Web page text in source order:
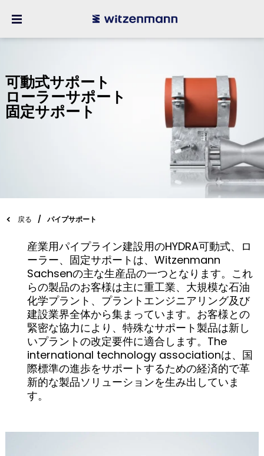
可動式サポート
ローラーサポート
固定サポート
戻る パイプサポート
産業用パイプライン建設用のHYDRA可動式、ロ
ーラー、固定サポートは、Witzenmann
Sachsenの主な生産品の一つとなります。これ
らの製品のお客様は主に重工業、大規模な石油
化学プラント、プラントエンジニアリング及び
建設業界全体から集まっています。お客様との
緊密な協力により、特殊なサポート製品は新し
いプラントの改定要件に適合します。The
international technology associationは、国
際標準の進歩をサポートするための経済的で革
新的な製品ソリューションを生み出していま
す。